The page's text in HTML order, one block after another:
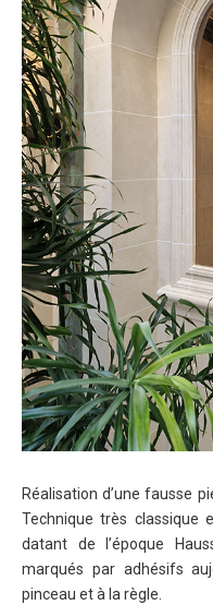
Réalisation d’une fausse
Technique très classique
datant de l’époque
marqués par adhésifs
pinceau et à la règle.